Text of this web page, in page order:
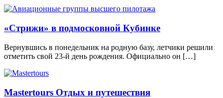
«Стрижи» в подмосковной Кубинке
Вернувшись в понедельник на родную базу, летчики решили
отметить свой 23-й день рождения. Официально он […]
Mastertours Отдых и путешествия